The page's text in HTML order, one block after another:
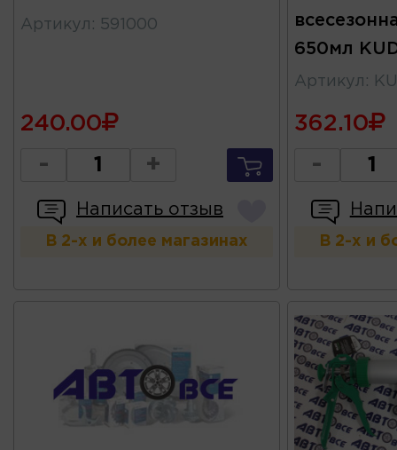
Артикул : 591000
240.00
- +
Написать отзыв
В 2-х и более магазинах
650мл
Артикул :
362.10
-
В 2-х и